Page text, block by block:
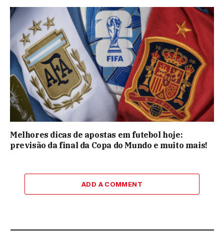
Melhores dicas de apostas em futebol hoje:
previsão da final da Copa do Mundo e muito mais!
ADD A COMMENT